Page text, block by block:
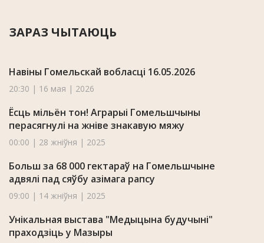
ЗАРАЗ ЧЫТАЮЦЬ
Навіны Гомельскай вобласці 16.05.2026
20:30 | 16 мая | 2026
Ёсць мільён тон! Аграрыі Гомельшчыны
перасягнулі на жніве знакавую мяжу
00:00 | 28 жніўня | 2025
Больш за 68 000 гектараў на Гомельшчыне
адвялі пад сяўбу азімага рапсу
09:00 | 14 жніўня | 2025
Унікальная выстава "Медыцына будучыні"
праходзіць у Мазыры